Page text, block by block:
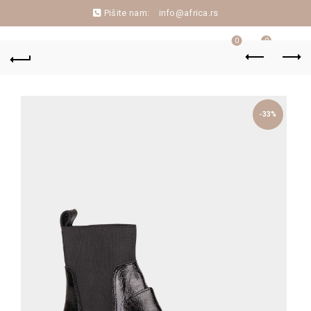
Pišite nam: info@africa.rs
0 0
-33%